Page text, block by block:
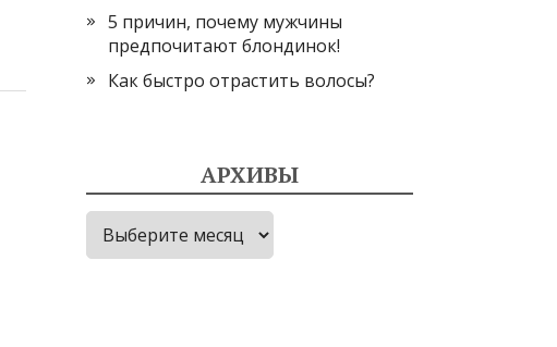
5 причин, почему мужчины
предпочитают блондинок!
Как быстро отрастить волосы?
АРХИВЫ
Архивы